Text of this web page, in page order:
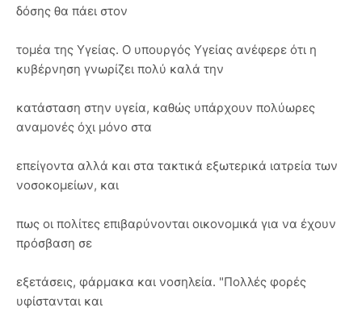
δόσης θα πάει στον
τομέα της Υγείας. Ο υπουργός Υγείας ανέφερε ότι η
κυβέρνηση γνωρίζει πολύ καλά την
κατάσταση στην υγεία, καθώς υπάρχουν πολύωρες
αναμονές όχι μόνο στα
επείγοντα αλλά και στα τακτικά εξωτερικά ιατρεία των
νοσοκομείων, και
πως οι πολίτες επιβαρύνονται οικονομικά για να έχουν
πρόσβαση σε
εξετάσεις, φάρμακα και νοσηλεία. "Πολλές φορές
υφίστανται και